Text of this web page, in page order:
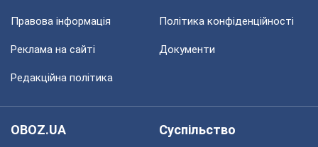
Правова інформація Політика конфіденційності
Реклама на сайті Документи
Редакційна політика
OBOZ.UA
Суспільство